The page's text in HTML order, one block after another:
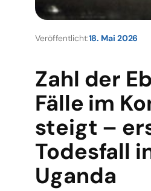
Veröffentlicht:18. Mai 2026
Zahl der
Fälle im
steigt –
Todesfall
Uganda